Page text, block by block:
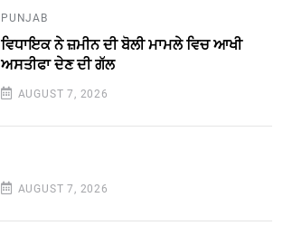
PUNJAB
ਵਿਧਾਇਕ ਨੇ ਜ਼ਮੀਨ ਦੀ ਬੋਲੀ ਮਾਮਲੇ ਵਿਚ ਆਖੀ
ਅਸਤੀਫਾ ਦੇਣ ਦੀ ਗੱਲ
AUGUST 7, 2026
AUGUST 7, 2026